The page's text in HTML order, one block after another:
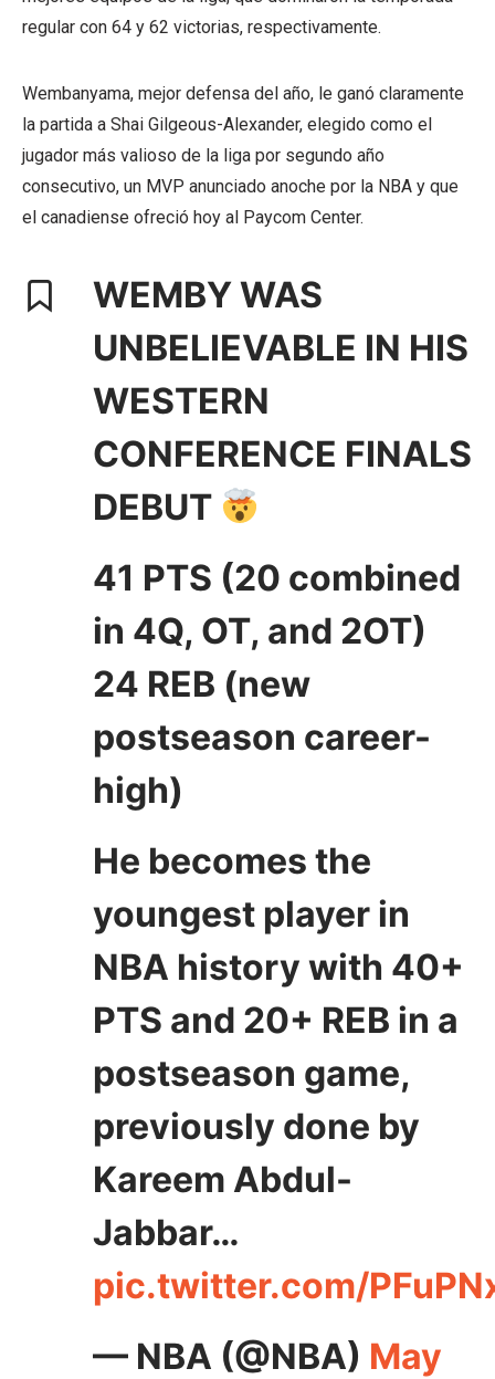
regular con 64 y 62 victorias, respectivamente.
Wembanyama, mejor defensa del año, le ganó claramente
la partida a Shai Gilgeous-Alexander, elegido como el
jugador más valioso de la liga por segundo año
consecutivo, un MVP anunciado anoche por la NBA y que
el canadiense ofreció hoy al Paycom Center.
WEMBY WAS
UNBELIEVABLE IN HIS
WESTERN
CONFERENCE FINALS
DEBUT
41 PTS (20 combined
in 4Q, OT, and 2OT)
24 REB (new
postseason career-
high)
He becomes the
youngest player in
NBA history with 40+
PTS and 20+ REB in a
postseason game,
previously done by
Kareem Abdul-
Jabbar…
pic.twitter.com/
— NBA (@NBA) May